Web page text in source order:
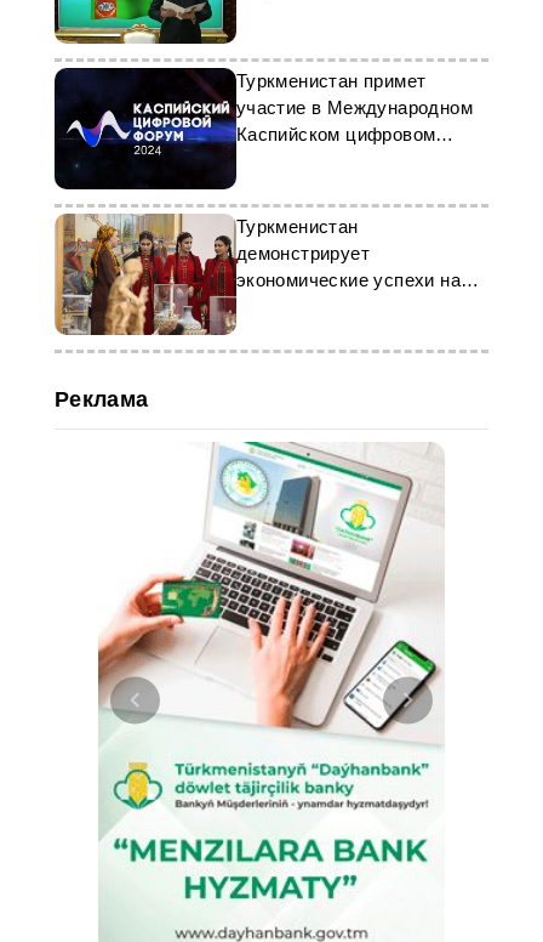
Туркменистан примет
участие в Международном
Каспийском цифровом
форуме
Туркменистан
демонстрирует
экономические успехи на
выставке в Ашхабаде
Реклама